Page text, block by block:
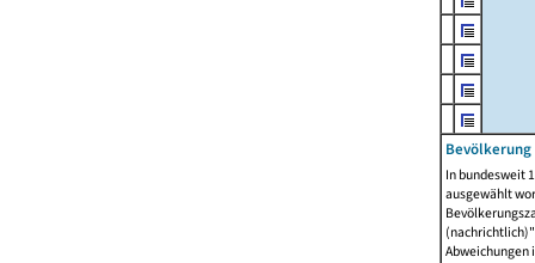
In bundesweit
ausgewählt
Abweichungen